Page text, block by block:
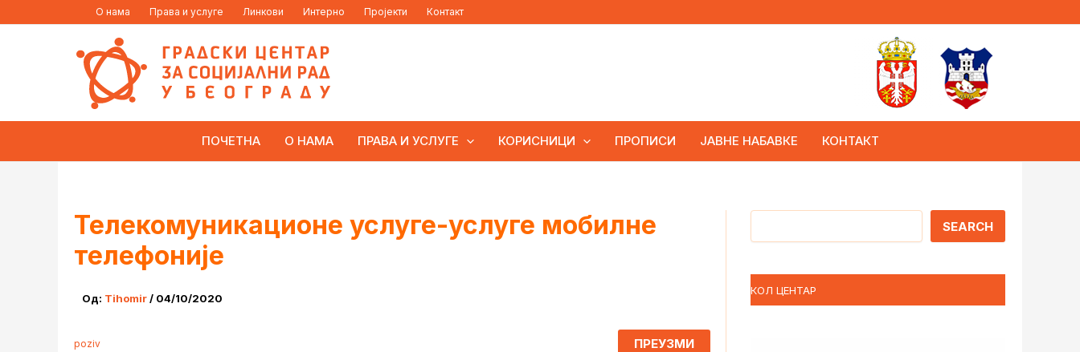
на
О нама Права и услуге Линкови Интерно Пројекти Контакт
ПОЧЕТНА О НАМА ПРАВА И УСЛУГЕ КОРИСНИЦИ ПРОПИСИ ЈАВНЕ НАБАВКЕ КОНТАКТ
Телекомуникационе услуге-услуге мобилне
телефоније
Од: Tihomir/ 04/10/2020
poziv ПРЕУЗМИ
Претрага
SEARCH
КОЛ ЦЕНТАР